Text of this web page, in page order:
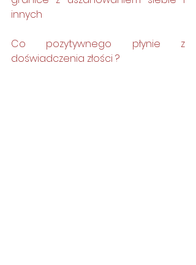
innych
Co pozytywnego płynie z
doświadczenia złości ?